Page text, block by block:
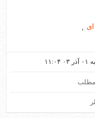
مطلب